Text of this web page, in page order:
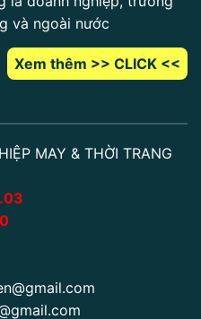
và ngoài nước
Xem thêm >> CLICK <<
MAY & THỜI TRANG